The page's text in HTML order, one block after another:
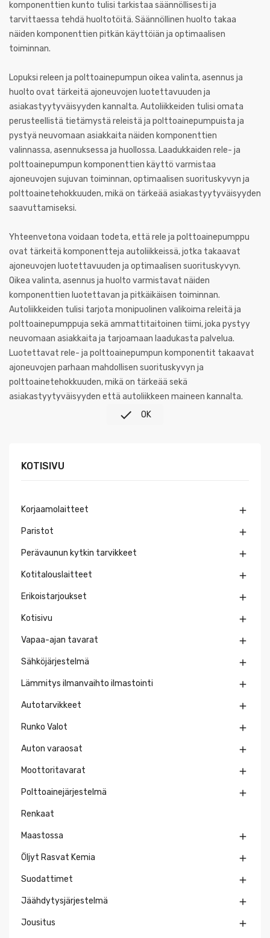
komponenttien kunto tulisi tarkistaa säännöllisesti ja
tarvittaessa tehdä huoltotöitä. Säännöllinen huolto takaa
näiden komponenttien pitkän käyttöiän ja optimaalisen
toiminnan.
Lopuksi releen ja polttoainepumpun oikea valinta, asennus ja
huolto ovat tärkeitä ajoneuvojen luotettavuuden ja
asiakastyytyväisyyden kannalta. Autoliikkeiden tulisi omata
perusteellistä tietämystä releistä ja polttoainepumpuista ja
pystyä neuvomaan asiakkaita näiden komponenttien
valinnassa, asennuksessa ja huollossa. Laadukkaiden rele- ja
polttoainepumpun komponenttien käyttö varmistaa
ajoneuvojen sujuvan toiminnan, optimaalisen suorituskyvyn ja
polttoainetehokkuuden, mikä on tärkeää asiakastyytyväisyyden
saavuttamiseksi.
Yhteenvetona voidaan todeta, että rele ja polttoainepumppu
ovat tärkeitä komponentteja autoliikkeissä, jotka takaavat
ajoneuvojen luotettavuuden ja optimaalisen suorituskyvyn.
Oikea valinta, asennus ja huolto varmistavat näiden
komponenttien luotettavan ja pitkäikäisen toiminnan.
Autoliikkeiden tulisi tarjota monipuolinen valikoima releitä ja
polttoainepumppuja sekä ammattitaitoinen tiimi, joka pystyy
neuvomaan asiakkaita ja tarjoamaan laadukasta palvelua.
Luotettavat rele- ja polttoainepumpun komponentit takaavat
ajoneuvojen parhaan mahdollisen suorituskyvyn ja
polttoainetehokkuuden, mikä on tärkeää sekä
asiakastyytyväisyyden että autoliikkeen maineen kannalta.
 OK
KOTISIVU
Korjaamolaitteet 
Paristot 
Perävaunun kytkin tarvikkeet 
Kotitalouslaitteet 
Erikoistarjoukset 
Kotisivu 
Vapaa-ajan tavarat 
Sähköjärjestelmä 
Lämmitys ilmanvaihto ilmastointi 
Autotarvikkeet 
Runko Valot 
Auton varaosat 
Moottoritavarat 
Polttoainejärjestelmä 
Renkaat
Maastossa 
Öljyt Rasvat Kemia 
Suodattimet 
Jäähdytysjärjestelmä 
Jousitus 